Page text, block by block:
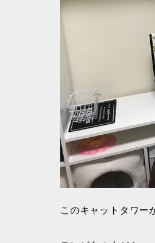
このキャットタワー